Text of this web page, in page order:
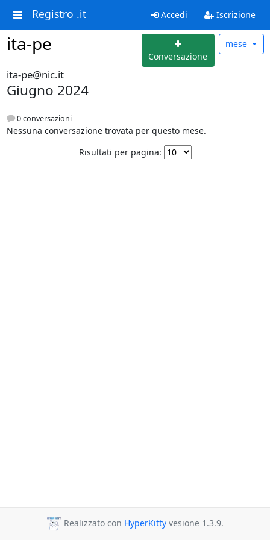
Registro .it Accedi Iscrizione
ita-pe
Conversazione
mese
ita-pe@nic.it
Giugno 2024
0 conversazioni
Nessuna conversazione trovata per questo mese.
Risultati per pagina:
Realizzato con HyperKitty vesione 1.3.9.